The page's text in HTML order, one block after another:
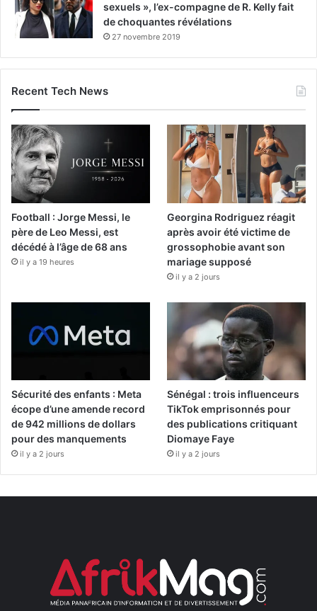
sexuels », l’ex-compagne de R. Kelly fait
de choquantes révélations
27 novembre 2019
Recent Tech News
Football : Jorge Messi, le
père de Leo Messi, est
décédé à l’âge de 68 ans
il y a 19 heures
Georgina Rodriguez réagit
après avoir été victime de
grossophobie avant son
mariage supposé
il y a 2 jours
Sécurité des enfants : Meta
écope d’une amende record
de 942 millions de dollars
pour des manquements
il y a 2 jours
Sénégal : trois influenceurs
TikTok emprisonnés pour
des publications critiquant
Diomaye Faye
il y a 2 jours